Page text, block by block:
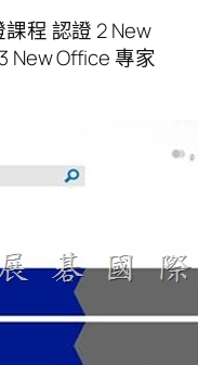
課程 認證 2 New
New Office 專家